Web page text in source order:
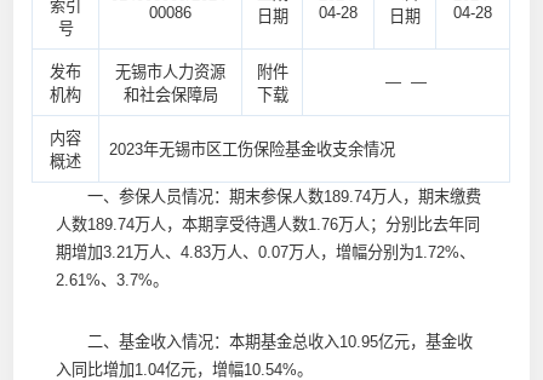
索引
号
00086
日期
04-28
日期
04-28
发布
机构
无锡市人力资源
和社会保障局
附件
下载
— —
内容
概述
2023年无锡市区工伤保险基金收支余情况
一、参保人员情况：期末参保人数189.74万人，期末缴费
人数189.74万人，本期享受待遇人数1.76万人；分别比去年同
期增加3.21万人、4.83万人、0.07万人，增幅分别为1.72%、
2.61%、3.7%。
二、基金收入情况：本期基金总收入10.95亿元，基金收
入同比增加1.04亿元，增幅10.54%。